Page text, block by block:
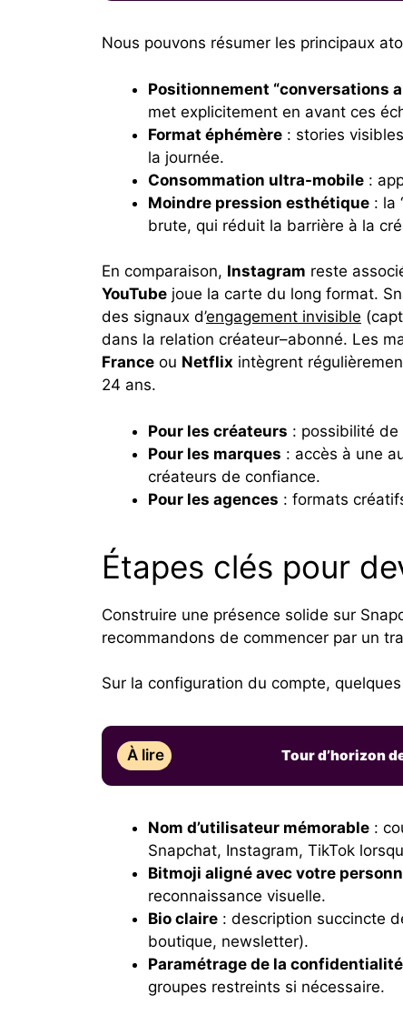
Nous pouvons résumer les principaux
Positionnement “conversations
met explicitement en avant ces
Format éphémère : stories
la journée.
Consommation ultra-mobile :
Moindre pression esthétique : la
brute, qui réduit la barrière à la
En comparaison, Instagram reste
YouTube joue la carte du long format.
des signaux d’engagement invisible
dans la relation créateur–abonné. Les
France ou Netflix intègrent
24 ans.
Pour les créateurs : possibilité
Pour les marques : accès à une
créateurs de confiance.
Pour les agences : formats
Étapes clés pour
Construire une présence solide sur
recommandons de commencer par un
Sur la configuration du compte,
À lire Tour d’horizon
Nom d’utilisateur mémorable :
Snapchat, Instagram, TikTok
Bitmoji aligné avec votre
reconnaissance visuelle.
Bio claire : description succincte
boutique, newsletter).
Paramétrage de la confidentialité
groupes restreints si nécessaire.